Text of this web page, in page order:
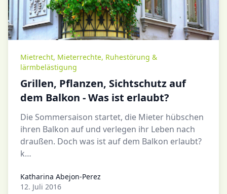
Mietrecht, Mieterrechte, Ruhestörung &
lärmbelästigung
Grillen, Pflanzen, Sichtschutz auf
dem Balkon - Was ist erlaubt?
Die Sommersaison startet, die Mieter hübschen
ihren Balkon auf und verlegen ihr Leben nach
draußen. Doch was ist auf dem Balkon erlaubt?
k…
Katharina Abejon-Perez
Katharina Abejon-Perez
12. Juli 2016